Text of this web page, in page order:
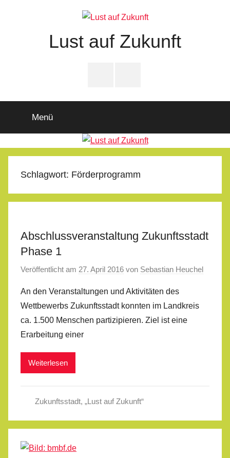
Lust auf Zukunft
Menü
Schlagwort: Förderprogramm
Abschlussveranstaltung Zukunftsstadt
Phase 1
Veröffentlicht am 27. April 2016 von Sebastian Heuchel
An den Veranstaltungen und Aktivitäten des
Wettbewerbs Zukunftsstadt konnten im Landkreis
ca. 1.500 Menschen partizipieren. Ziel ist eine
Erarbeitung einer
Weiterlesen
Zukunftsstadt, „Lust auf Zukunft“